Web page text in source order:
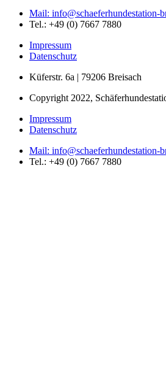
Mail: info@schaeferhundestation-
Tel.: +49 (0) 7667 7880
Impressum
Datenschutz
Küferstr. 6a | 79206 Breisach
Copyright 2022,
Impressum
Datenschutz
Mail: info@schaeferhundestation-
Tel.: +49 (0) 7667 7880